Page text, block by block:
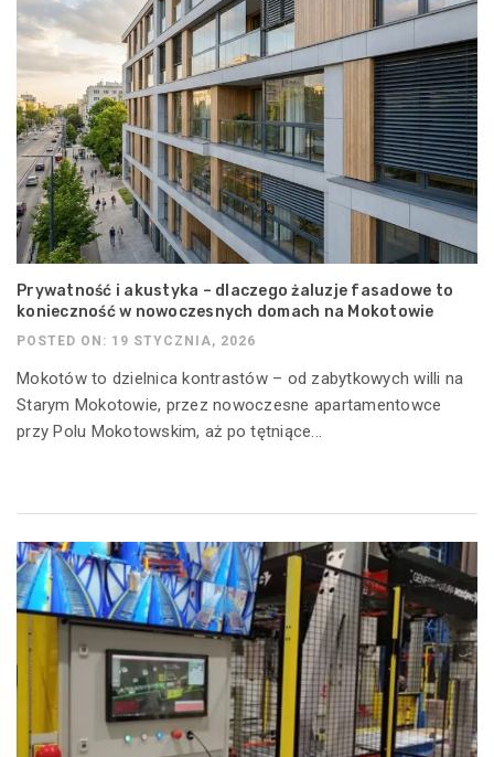
Prywatność i akustyka – dlaczego żaluzje fasadowe to
konieczność w nowoczesnych domach na Mokotowie
POSTED ON: 19 STYCZNIA, 2026
Mokotów to dzielnica kontrastów – od zabytkowych willi na
Starym Mokotowie, przez nowoczesne apartamentowce
przy Polu Mokotowskim, aż po tętniące...